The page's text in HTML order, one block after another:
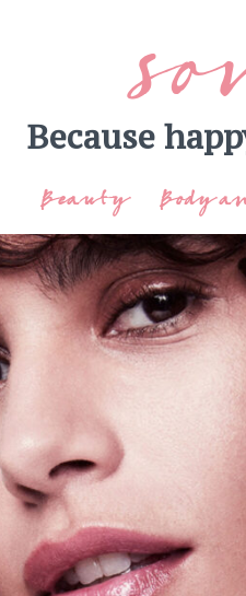
Because
Beauty Body